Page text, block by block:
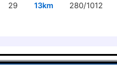
29 13km 280/1012